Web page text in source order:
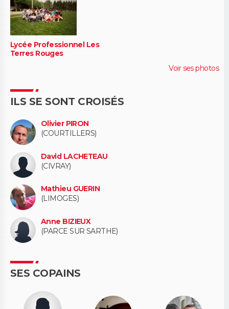
Lycée Professionnel Les
Terres Rouges
Voir ses photos
ILS SE SONT CROISÉS
Olivier PIRON
(COURTILLERS)
David LACHETEAU
(CIVRAY)
Mathieu GUERIN
(LIMOGES)
Anne BIZIEUX
(PARCE SUR SARTHE)
SES COPAINS